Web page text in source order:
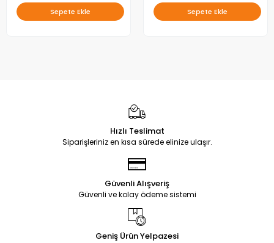
Sepete Ekle Sepete Ekle
Hızlı Teslimat
Siparişleriniz en kısa sürede elinize ulaşır.
Güvenli Alışveriş
Güvenli ve kolay ödeme sistemi
Geniş Ürün Yelpazesi